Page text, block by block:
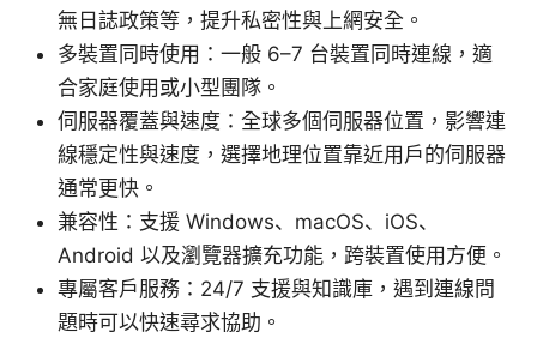
無日誌政策等，提升私密性與上網安全。
多裝置同時使用：一般 6–7 台裝置同時連線，適
合家庭使用或小型團隊。
伺服器覆蓋與速度：全球多個伺服器位置，影響連
線穩定性與速度，選擇地理位置靠近用戶的伺服器
通常更快。
兼容性：支援 Windows、macOS、iOS、
Android 以及瀏覽器擴充功能，跨裝置使用方便。
專屬客戶服務：24/7 支援與知識庫，遇到連線問
題時可以快速尋求協助。